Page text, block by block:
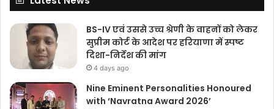
BS-IV एवं उससे उच्च श्रेणी के वाहनों को लेकर
सुप्रीम कोर्ट के आदेश पर हरियाणा में स्पष्ट
दिशा-निर्देश की मांग
4 days ago
Nine Eminent Personalities Honoured
with ‘Navratna Award 2026’